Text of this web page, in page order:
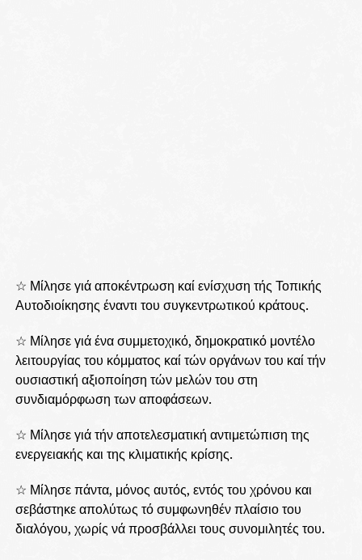
☆ Μίλησε γιά αποκέντρωση καί ενίσχυση τής Τοπικής
Αυτοδιοίκησης έναντι του συγκεντρωτικού κράτους.
☆ Μίλησε γιά ένα συμμετοχικό, δημοκρατικό μοντέλο
λειτουργίας του κόμματος καί τών οργάνων του καί τήν
ουσιαστική αξιοποίηση τών μελών του στη
συνδιαμόρφωση των αποφάσεων.
☆ Μίλησε γιά τήν αποτελεσματική αντιμετώπιση της
ενεργειακής και της κλιματικής κρίσης.
☆ Μίλησε πάντα, μόνος αυτός, εντός του χρόνου και
σεβάστηκε απολύτως τό συμφωνηθέν πλαίσιο του
διαλόγου, χωρίς νά προσβάλλει τους συνομιλητές του.